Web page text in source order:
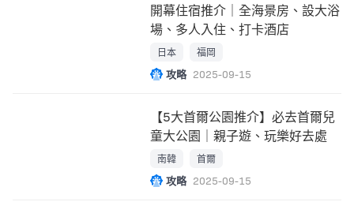
開幕住宿推介｜全海景房、設大浴
場、多人入住、打卡酒店
日本 福岡
攻略 2025-09-15
【5大首爾公園推介】必去首爾兒
童大公園｜親子遊、玩樂好去處
南韓 首爾
攻略 2025-09-15